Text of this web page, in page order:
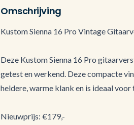
Omschrijving
Kustom Sienna 16 Pro Vintage
Deze Kustom Sienna 16 Pro
getest en werkend. Deze compacte
heldere, warme klank en is ideaal
Nieuwprijs: €179,-